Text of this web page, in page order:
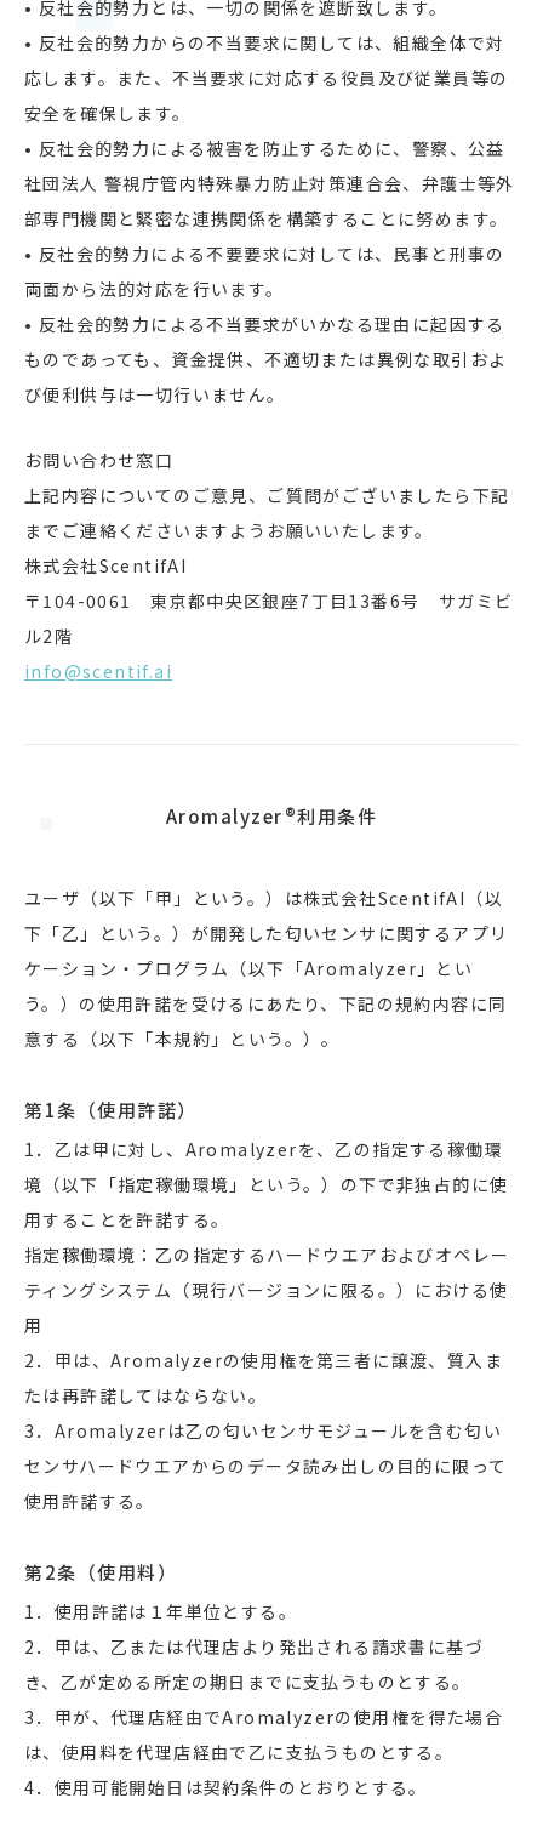
• 反社会的勢力とは、一切の関係を遮断致します。
• 反社会的勢力からの不当要求に関しては、組織全体で対
応します。また、不当要求に対応する役員及び従業員等の
安全を確保します。
• 反社会的勢力による被害を防止するために、警察、公益
社団法人 警視庁管内特殊暴力防止対策連合会、弁護士等外
部専門機関と緊密な連携関係を構築することに努めます。
• 反社会的勢力による不要要求に対しては、民事と刑事の
両面から法的対応を行います。
• 反社会的勢力による不当要求がいかなる理由に起因する
ものであっても、資金提供、不適切または異例な取引およ
び便利供与は一切行いません。
お問い合わせ窓口
上記内容についてのご意見、ご質問がございましたら下記
までご連絡くださいますようお願いいたします。
株式会社ScentifAI
〒104-0061 東京都中央区銀座7丁目13番6号 サガミビ
ル2階
info@scentif.ai
Aromalyzer®利用条件
ユーザ（以下「甲」という。）は株式会社ScentifAI（以
下「乙」という。）が開発した匂いセンサに関するアプリ
ケーション・プログラム（以下「Aromalyzer」とい
う。）の使用許諾を受けるにあたり、下記の規約内容に同
意する（以下「本規約」という。）。
第1条（使用許諾）
1．乙は甲に対し、Aromalyzerを、乙の指定する稼働環
境（以下「指定稼働環境」という。）の下で非独占的に使
用することを許諾する。
指定稼働環境：乙の指定するハードウエアおよびオペレー
ティングシステム（現行バージョンに限る。）における使
用
2．甲は、Aromalyzerの使用権を第三者に譲渡、質入ま
たは再許諾してはならない。
3．Aromalyzerは乙の匂いセンサモジュールを含む匂い
センサハードウエアからのデータ読み出しの目的に限って
使用許諾する。
第2条（使用料）
1．使用許諾は１年単位とする。
2．甲は、乙または代理店より発出される請求書に基づ
き、乙が定める所定の期日までに支払うものとする。
3．甲が、代理店経由でAromalyzerの使用権を得た場合
は、使用料を代理店経由で乙に支払うものとする。
4．使用可能開始日は契約条件のとおりとする。